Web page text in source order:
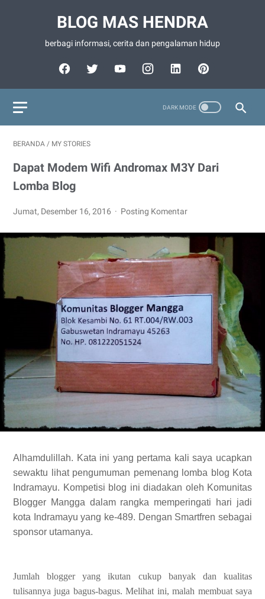
BLOG MAS HENDRA
berbagi informasi, cerita dan pengalaman hidup
BERANDA / MY STORIES
Dapat Modem Wifi Andromax M3Y Dari
Lomba Blog
Jumat, Desember 16, 2016 Posting Komentar
Alhamdulillah. Kata ini yang pertama kali saya ucapkan
sewaktu lihat pengumuman pemenang lomba blog Kota
Indramayu. Kompetisi blog ini diadakan oleh Komunitas
Blogger Mangga dalam rangka memperingati hari jadi
kota Indramayu yang ke-489. Dengan Smartfren sebagai
sponsor utamanya.
Jumlah blogger yang ikutan cukup banyak dan kualitas
tulisannya juga bagus-bagus. Melihat ini, malah membuat saya